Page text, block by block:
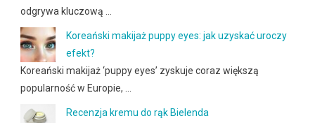
odgrywa kluczową …
Koreański makijaż puppy eyes: jak uzyskać uroczy
efekt?
Koreański makijaż ‘puppy eyes’ zyskuje coraz większą
popularność w Europie, …
Recenzja kremu do rąk Bielenda